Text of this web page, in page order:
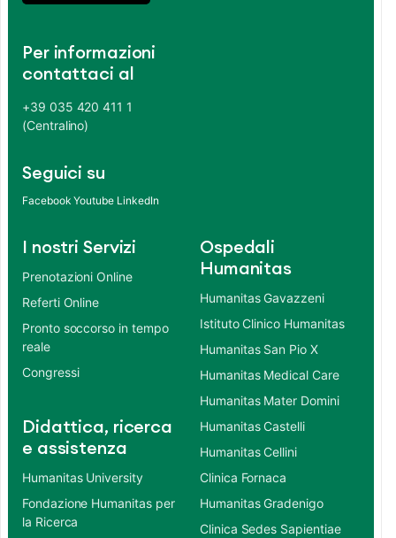
Per informazioni
contattaci al
+39 035 420 411 1
(Centralino)
Seguici su
Facebook Youtube LinkedIn
I nostri Servizi
Prenotazioni Online
Referti Online
Pronto soccorso in tempo
reale
Congressi
Didattica, ricerca
e assistenza
Humanitas University
Fondazione Humanitas per
la Ricerca
Ospedali
Humanitas
Humanitas Gavazzeni
Istituto Clinico Humanitas
Humanitas San Pio X
Humanitas Medical Care
Humanitas Mater Domini
Humanitas Castelli
Humanitas Cellini
Clinica Fornaca
Humanitas Gradenigo
Clinica Sedes Sapientiae